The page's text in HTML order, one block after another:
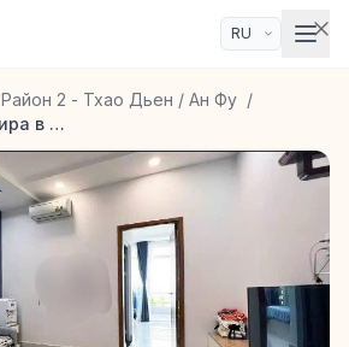
Район 2 - Тхао Дьен / Ан Фу /
1-комнатная квартира в Тхао Дьен